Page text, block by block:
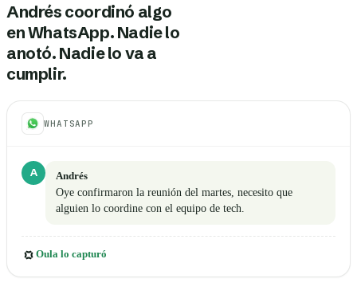
Andrés coordinó algo
en WhatsApp. Nadie lo
anotó. Nadie lo va a
cumplir.
WHATSAPP
A Andrés
Oye confirmaron la reunión del martes, necesito que
alguien lo coordine con el equipo de tech.
Oula lo capturó